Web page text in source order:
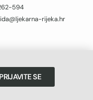
594
rijeka.hr
PRIJAVITE SE